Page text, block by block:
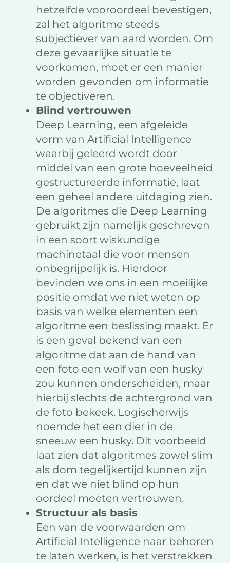
hetzelfde vooroordeel bevestigen,
zal het algoritme steeds
subjectiever van aard worden. Om
deze gevaarlijke situatie te
voorkomen, moet er een manier
worden gevonden om informatie
te objectiveren.
Blind vertrouwen
Deep Learning, een afgeleide
vorm van Artificial Intelligence
waarbij geleerd wordt door
middel van een grote hoeveelheid
gestructureerde informatie, laat
een geheel andere uitdaging zien.
De algoritmes die Deep Learning
gebruikt zijn namelijk geschreven
in een soort wiskundige
machinetaal die voor mensen
onbegrijpelijk is. Hierdoor
bevinden we ons in een moeilijke
positie omdat we niet weten op
basis van welke elementen een
algoritme een beslissing maakt. Er
is een geval bekend van een
algoritme dat aan de hand van
een foto een wolf van een husky
zou kunnen onderscheiden, maar
hierbij slechts de achtergrond van
de foto bekeek. Logischerwijs
noemde het een dier in de
sneeuw een husky. Dit voorbeeld
laat zien dat algoritmes zowel slim
als dom tegelijkertijd kunnen zijn
en dat we niet blind op hun
oordeel moeten vertrouwen.
Structuur als basis
Een van de voorwaarden om
Artificial Intelligence naar behoren
te laten werken, is het verstrekken